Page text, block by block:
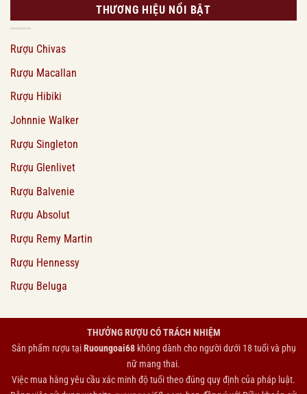
THƯƠNG HIỆU NỔI BẬT
Rượu Chivas
Rượu Macallan
Rượu Hibiki
Johnnie Walker
Rượu Singleton
Rượu Glenlivet
Rượu Balvenie
Rượu Absolut
Rượu Remy Martin
Rượu Hennessy
Rượu Beluga
THƯỞNG RƯỢU CÓ TRÁCH NHIỆM
Sản phẩm rượu tạiRuoungoai68không dành cho người dưới 18 tuổi và phụ
nữ mang thai.
Việc mua hàng yêu cầu xác minh độ tuổi theo đúng quy định của pháp luật.